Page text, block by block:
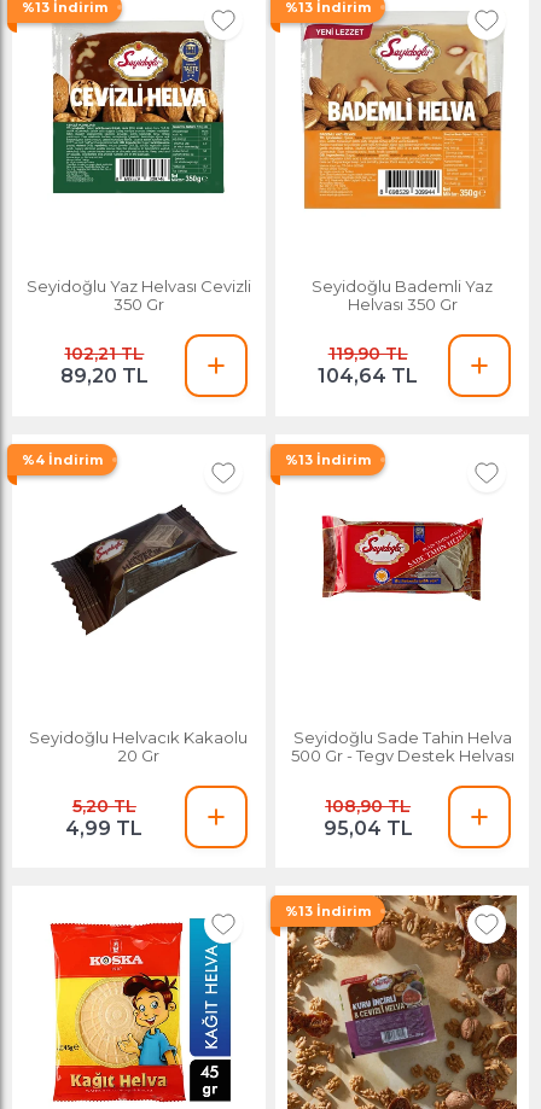
%13 İndirim
Seyidoğlu Yaz Helvası Cevizli
350 Gr
102,21 TL
89,20 TL
%13 İndirim
Seyidoğlu Bademli Yaz
Helvası 350 Gr
119,90 TL
104,64 TL
%4 İndirim
Seyidoğlu Helvacık Kakaolu
20 Gr
5,20 TL
4,99 TL
%13 İndirim
Seyidoğlu Sade Tahin Helva
500 Gr - Tegv Destek Helvası
108,90 TL
95,04 TL
%13 İndirim